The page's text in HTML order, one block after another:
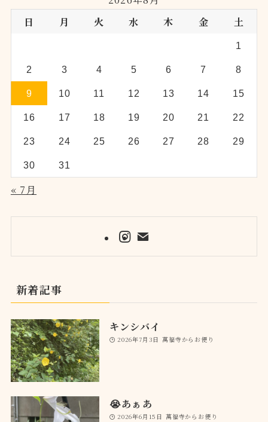
日
月 火 水 木 金 土
1
2 3 4 5 6 7 8
9 10 11 12 13 14 15
16 17 18 19 20 21 22
23 24 25 26 27 28 29
30 31
« 7月
新着記事
キンシバイ
2026年7月3日 萬福寺からお便り
😭あぁあ
2026年6月15日 萬福寺からお便り